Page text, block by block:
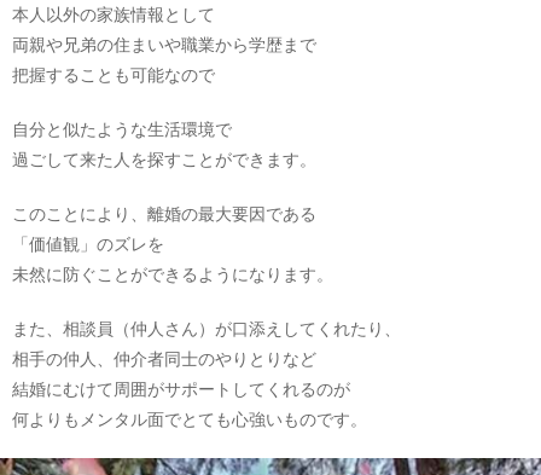
本人以外の家族情報として
両親や兄弟の住まいや職業から学歴まで
把握することも可能なので
自分と似たような生活環境で
過ごして来た人を探すことができます。
このことにより、離婚の最大要因である
「価値観」のズレを
未然に防ぐことができるようになります。
また、相談員（仲人さん）が口添えしてくれたり、
相手の仲人、仲介者同士のやりとりなど
結婚にむけて周囲がサポートしてくれるのが
何よりもメンタル面でとても心強いものです。